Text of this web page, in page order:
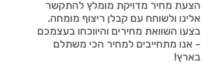
הצעת מחיר מדויקת מומלץ להתקשר
אלינו ולשוחח עם קבלן ריצוף מומחה.
בצעו השוואת מחירים והיווכחו בעצמכם
– אנו מתחייבים למחיר הכי משתלם
בארץ!